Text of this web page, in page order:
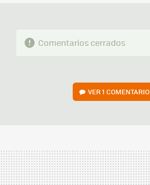
Comentarios cerrados
VER1 COMENTARIO